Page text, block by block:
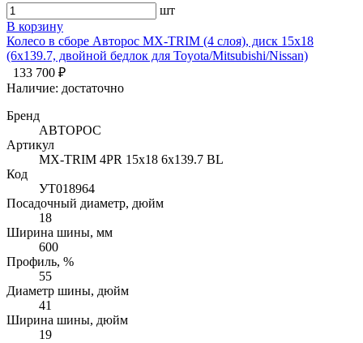
шт
В корзину
Колесо в сборе Авторос MX-TRIM (4 слоя), диск 15х18
(6х139.7, двойной бедлок для Toyota/Mitsubishi/Nissan)
133 700 ₽
Наличие: достаточно
Бренд
АВТОРОС
Артикул
MX-TRIM 4PR 15х18 6x139.7 BL
Код
УТ018964
Посадочный диаметр, дюйм
18
Ширина шины, мм
600
Профиль, %
55
Диаметр шины, дюйм
41
Ширина шины, дюйм
19